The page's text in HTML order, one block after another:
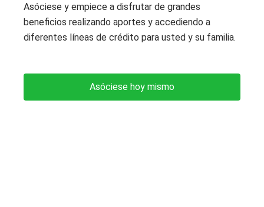
Asóciese y empiece a disfrutar de grandes
beneficios realizando aportes y accediendo a
diferentes líneas de crédito para usted y su familia.
Asóciese hoy mismo